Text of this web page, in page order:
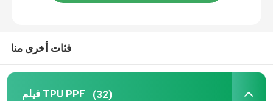
فئات أخرى منا
فيلم TPU PPF (32)